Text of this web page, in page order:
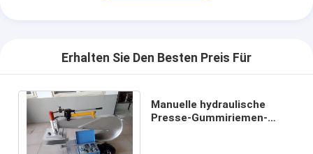
Erhalten Sie Den Besten Preis Für
Manuelle hydraulische
Presse-Gummiriemen-